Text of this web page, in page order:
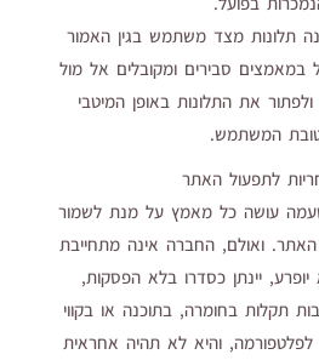
תלונות מצד משתמש בגין האמור
סבירים ומקובלים אל מול
את התלונות באופן המיטבי
המשתמש.
מטעמה עושה כל מאמץ על מנת לשמור
האתר. ואולם, החברה אינה מתחייבת
יינתן כסדרו בלא הפסקות,
תקלות בחומרה, בתוכנה או בקווי
והיא לא תהיה אחראית